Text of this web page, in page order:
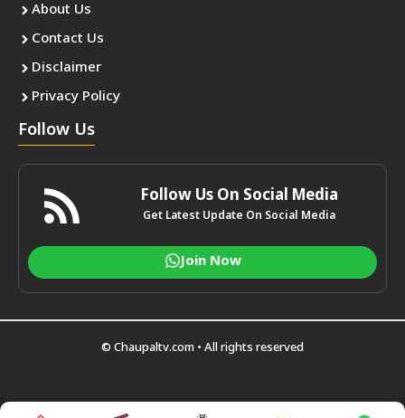
About Us
Contact Us
Disclaimer
Privacy Policy
Follow Us
Follow Us On Social Media
Get Latest Update On Social Media
Join Now
© Chaupaltv.com • All rights reserved